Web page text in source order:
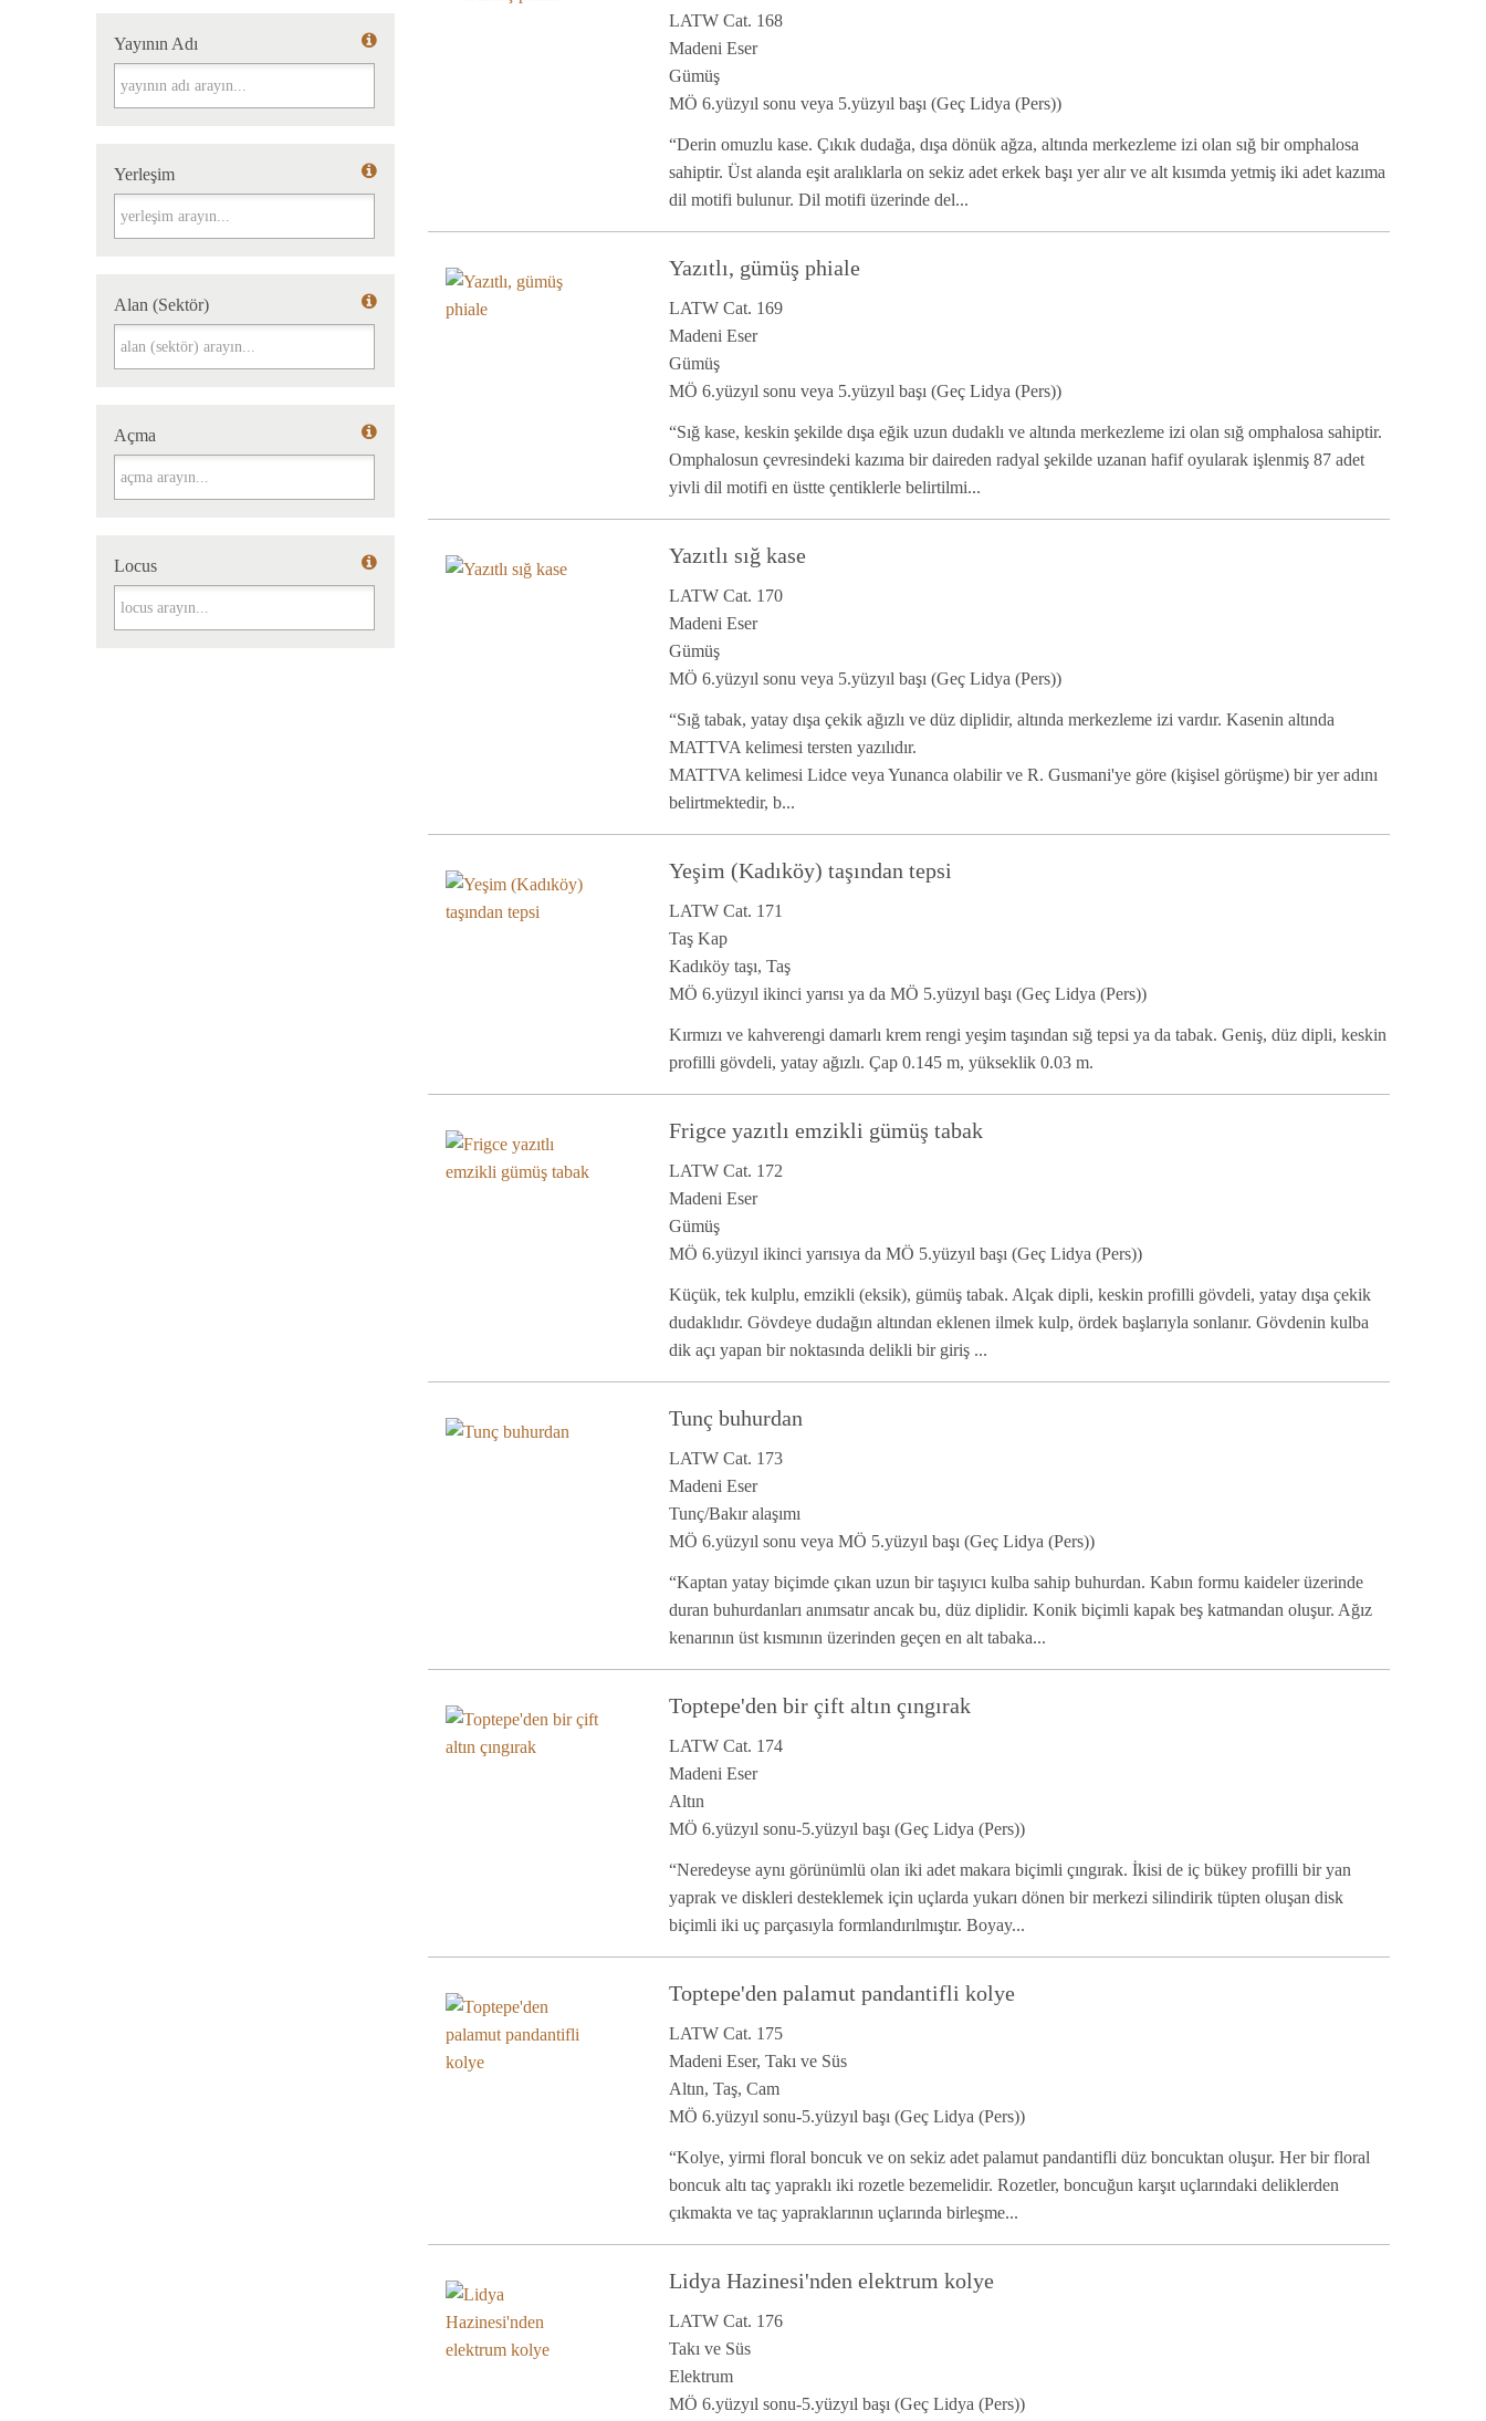
Yayının Adı
Yayının Adı
Yerleşim
Yerleşim
Alan (Sektör)
Alan (Sektör)
Açma
Locus
Locus
LATW Cat. 168
Madeni Eser
Gümüş
MÖ 6.yüzyıl sonu veya 5.yüzyıl başı (Geç Lidya (Pers))
“Derin omuzlu kase. Çıkık dudağa, dışa dönük ağza, altında merkezleme izi olan sığ bir omphalosa
sahiptir. Üst alanda eşit aralıklarla on sekiz adet erkek başı yer alır ve alt kısımda yetmiş iki adet kazıma
dil motifi bulunur. Dil motifi üzerinde del...
Yazıtlı, gümüş phiale
LATW Cat. 169
Madeni Eser
Gümüş
MÖ 6.yüzyıl sonu veya 5.yüzyıl başı (Geç Lidya (Pers))
“Sığ kase, keskin şekilde dışa eğik uzun dudaklı ve altında merkezleme izi olan sığ omphalosa sahiptir.
Omphalosun çevresindeki kazıma bir daireden radyal şekilde uzanan hafif oyularak işlenmiş 87 adet
yivli dil motifi en üstte çentiklerle belirtilmi...
Yazıtlı sığ kase
LATW Cat. 170
Madeni Eser
Gümüş
MÖ 6.yüzyıl sonu veya 5.yüzyıl başı (Geç Lidya (Pers))
“Sığ tabak, yatay dışa çekik ağızlı ve düz diplidir, altında merkezleme izi vardır. Kasenin altında
MATTVA kelimesi tersten yazılıdır.
MATTVA kelimesi Lidce veya Yunanca olabilir ve R. Gusmani'ye göre (kişisel görüşme) bir yer adını
belirtmektedir, b...
Yeşim (Kadıköy) taşından tepsi
LATW Cat. 171
Taş Kap
Kadıköy taşı, Taş
MÖ 6.yüzyıl ikinci yarısı ya da MÖ 5.yüzyıl başı (Geç Lidya (Pers))
Kırmızı ve kahverengi damarlı krem rengi yeşim taşından sığ tepsi ya da tabak. Geniş, düz dipli, keskin
profilli gövdeli, yatay ağızlı. Çap 0.145 m, yükseklik 0.03 m.
Frigce yazıtlı emzikli gümüş tabak
LATW Cat. 172
Madeni Eser
Gümüş
MÖ 6.yüzyıl ikinci yarısıya da MÖ 5.yüzyıl başı (Geç Lidya (Pers))
Küçük, tek kulplu, emzikli (eksik), gümüş tabak. Alçak dipli, keskin profilli gövdeli, yatay dışa çekik
dudaklıdır. Gövdeye dudağın altından eklenen ilmek kulp, ördek başlarıyla sonlanır. Gövdenin kulba
dik açı yapan bir noktasında delikli bir giriş ...
Tunç buhurdan
LATW Cat. 173
Madeni Eser
Tunç/Bakır alaşımı
MÖ 6.yüzyıl sonu veya MÖ 5.yüzyıl başı (Geç Lidya (Pers))
“Kaptan yatay biçimde çıkan uzun bir taşıyıcı kulba sahip buhurdan. Kabın formu kaideler üzerinde
duran buhurdanları anımsatır ancak bu, düz diplidir. Konik biçimli kapak beş katmandan oluşur. Ağız
kenarının üst kısmının üzerinden geçen en alt tabaka...
Toptepe'den bir çift altın çıngırak
LATW Cat. 174
Madeni Eser
Altın
MÖ 6.yüzyıl sonu-5.yüzyıl başı (Geç Lidya (Pers))
“Neredeyse aynı görünümlü olan iki adet makara biçimli çıngırak. İkisi de iç bükey profilli bir yan
yaprak ve diskleri desteklemek için uçlarda yukarı dönen bir merkezi silindirik tüpten oluşan disk
biçimli iki uç parçasıyla formlandırılmıştır. Boyay...
Toptepe'den palamut pandantifli kolye
LATW Cat. 175
Madeni Eser, Takı ve Süs
Altın, Taş, Cam
MÖ 6.yüzyıl sonu-5.yüzyıl başı (Geç Lidya (Pers))
“Kolye, yirmi floral boncuk ve on sekiz adet palamut pandantifli düz boncuktan oluşur. Her bir floral
boncuk altı taç yapraklı iki rozetle bezemelidir. Rozetler, boncuğun karşıt uçlarındaki deliklerden
çıkmakta ve taç yapraklarının uçlarında birleşme...
Lidya Hazinesi'nden elektrum kolye
LATW Cat. 176
Takı ve Süs
Elektrum
MÖ 6.yüzyıl sonu-5.yüzyıl başı (Geç Lidya (Pers))